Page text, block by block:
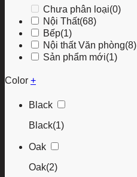
Chưa phân loại(0)
Nội Thất(68)
Bếp(1)
Nội thất Văn phòng(8)
Sản phẩm mới(1)
Color +
Black
Black(1)
Oak
Oak(2)